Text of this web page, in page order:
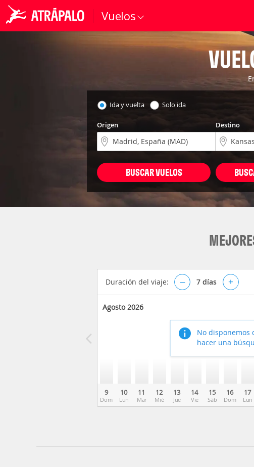
Vuelos
Ida y vuelta Solo ida
Origen Destino
BUSCAR VUELOS
Duración del viaje: – 7 días +
Agosto 2026
9
Dom
10
Lun
11
Mar
12
Mié
13
Jue
14
Vie
15
Sáb
16
Dom
17
Lun
No disponemos
hacer una